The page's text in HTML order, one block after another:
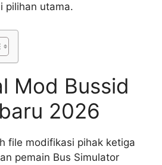
pilihan utama.
Mod Bussid
2026
file modifikasi pihak ketiga
pemain Bus Simulator